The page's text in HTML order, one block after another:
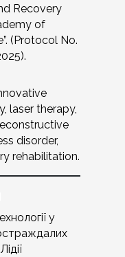
Recovery
of
(Protocol No.
laser therapy,
disorder,
rehabilitation.
у